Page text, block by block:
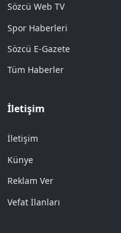
Sözcü Web TV
Spor Haberleri
Sözcü E-Gazete
Tüm Haberler
İletişim
İletişim
Künye
Reklam Ver
Vefat İlanları